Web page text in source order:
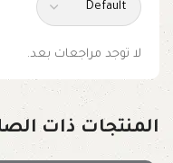
لا توجد مراجعات بعد.
المنتجات ذات